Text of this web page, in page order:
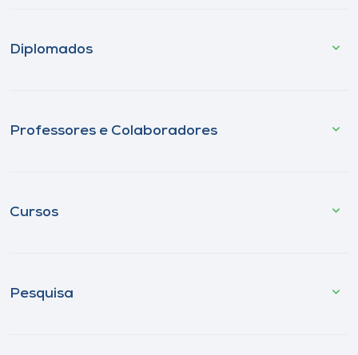
Diplomados
Professores e Colaboradores
Cursos
Pesquisa